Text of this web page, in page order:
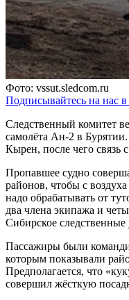
Фото: vssut.sledcom.ru
Подписывайтесь на нас
Следственный комитет
самолёта Ан-2 в
Кырен, после чего связь
Пропавшее судно
районов, чтобы с
надо обрабатывать от
два члена экипажа и
Сибирское следственные
Пассажиры были
которым показывали
Предполагается, что
совершил жёсткую